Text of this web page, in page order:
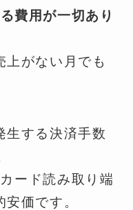
費用が一切あり
上がない月でも
生する決済手数
ード読み取り端
価です。